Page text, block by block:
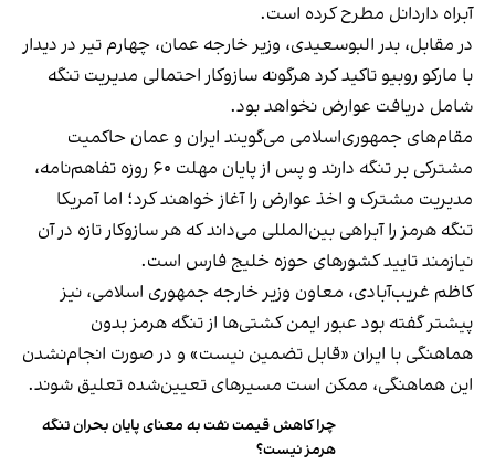
آبراه داردانل مطرح کرده است.
در مقابل، بدر البوسعیدی، وزیر خارجه عمان، چهارم تیر در دیدار
با مارکو روبیو تاکید کرد هرگونه سازوکار احتمالی مدیریت تنگه
شامل دریافت عوارض نخواهد بود.
مقام‌های جمهوری‌اسلامی می‌گویند ایران و عمان حاکمیت
مشترکی بر تنگه دارند و پس از پایان مهلت ۶۰ روزه تفاهم‌نامه،
مدیریت مشترک و اخذ عوارض را آغاز خواهند کرد؛ اما آمریکا
تنگه هرمز را آبراهی بین‌المللی می‌داند که هر سازوکار تازه در آن
نیازمند تایید کشورهای حوزه خلیج فارس است.
کاظم غریب‌آبادی، معاون وزیر خارجه جمهوری اسلامی، نیز
پیشتر گفته بود عبور ایمن کشتی‌ها از تنگه هرمز بدون
هماهنگی با ایران «قابل تضمین نیست» و در صورت انجام‌نشدن
این هماهنگی، ممکن است مسیرهای تعیین‌شده تعلیق شوند.
چرا کاهش قیمت نفت به معنای پایان بحران تنگه
هرمز نیست؟